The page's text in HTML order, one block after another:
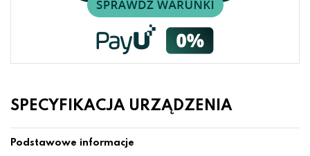
SPECYFIKACJA URZĄDZENIA
Podstawowe informacje